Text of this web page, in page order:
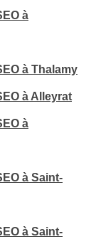
à
à Thalamy
à Alleyrat
à
à Saint-
à Saint-